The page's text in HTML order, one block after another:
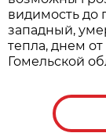
видимость до
западный,
тепла, днем от
Гомельской